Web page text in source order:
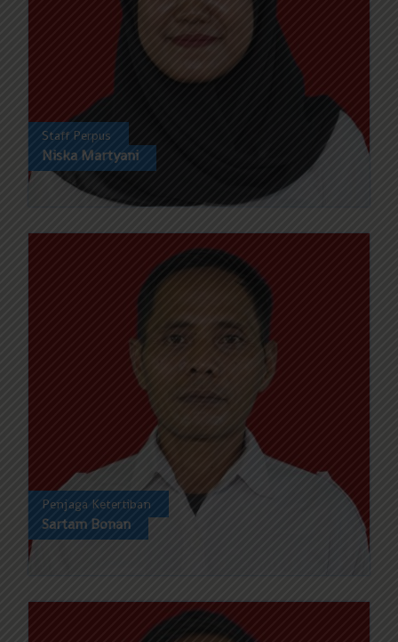
Staff Perpus
Niska Martyani
Penjaga Ketertiban
Sartam Bonan